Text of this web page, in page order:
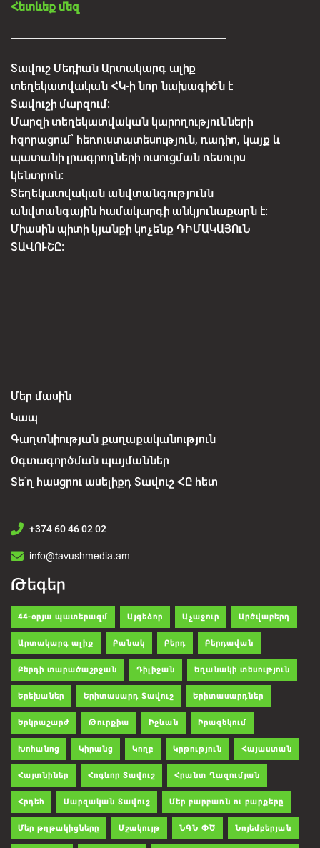
Հետևեք մեզ
Տավուշ Մեդիան Արտակարգ ալիք
տեղեկատվական ՀԿ-ի նոր նախագիծն է
Տավուշի մարզում:
Մարզի տեղեկատվական կարողությունների
հզորացում՝ հեռուստատեսություն, ռադիո, կայք և
պատանի լրագրողների ուսուցման ռեսուրս
կենտրոն:
Տեղեկատվական անվտանգությունն
անվտանգային համակարգի անկյունաքարն է:
Միասին պիտի կյանքի կոչենք ԴԻՄԱԿԱՅՈւՆ
ՏԱՎՈՒՇԸ:
Մեր մասին
Կապ
Գաղտնիության քաղաքականություն
Օգտագործման պայմաններ
Տե՛ղ հասցրու ասելիքդ Տավուշ ՀԸ հետ
+374 60 46 02 02
info@tavushmedia.am
Թեգեր
44-օրյա պատերազմ Այգեձոր Աչաջուր Արծվաբերդ
Արտակարգ ալիք Բանակ Բերդ Բերդավան
Բերդի տարածաշրջան Դիլիջան Եղանակի տեսություն
Երեխաներ Երիտասարդ Տավուշ Երիտասարդներ
Երկրաշարժ Թուրքիա Իջևան Իրազեկում
Խոհանոց Կիրանց Կողբ Կրթություն Հայաստան
Հայտնիներ Հոգևոր Տավուշ Հրանտ Ղազումյան
Հրդեհ Մարզական Տավուշ Մեր բարբառն ու բարքերը
Մեր թղթակիցները Մշակույթ ՆԳՆ ՓԾ Նոյեմբերյան